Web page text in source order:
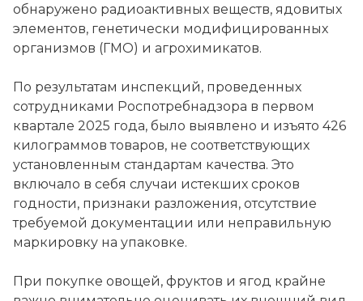
обнаружено радиоактивных веществ, ядовитых
элементов, генетически модифицированных
организмов (ГМО) и агрохимикатов.
По результатам инспекций, проведенных
сотрудниками Роспотребнадзора в первом
квартале 2025 года, было выявлено и изъято 426
килограммов товаров, не соответствующих
установленным стандартам качества. Это
включало в себя случаи истекших сроков
годности, признаки разложения, отсутствие
требуемой документации или неправильную
маркировку на упаковке.
При покупке овощей, фруктов и ягод крайне